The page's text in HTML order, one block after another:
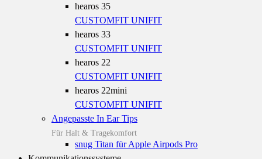
hearos 35
CUSTOMFIT UNIFIT
hearos 33
CUSTOMFIT UNIFIT
hearos 22
CUSTOMFIT UNIFIT
hearos 22mini
CUSTOMFIT UNIFIT
Angepasste In Ear Tips
Für Halt & Tragekomfort
snug Titan für Apple Airpods Pro